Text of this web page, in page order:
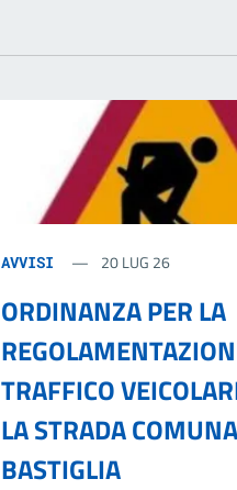
AVVISI 20 LUG 26
ORDINANZA PER LA
TRAFFICO
LA STRADA
BASTIGLIA